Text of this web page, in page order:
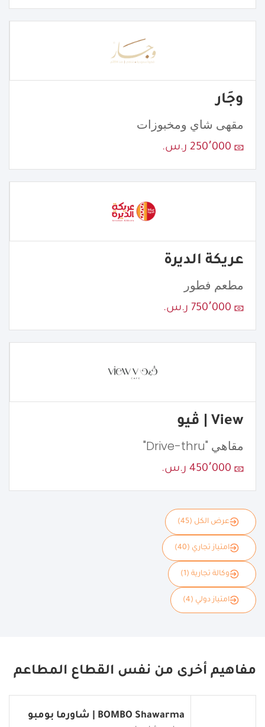
وجَار
مقهى شاي ومخبوزات
250٬000 ر.س.
عريكة الديرة
مطعم فطور
750٬000 ر.س.
View | ڤيو
مقاهي "Drive-thru"
450٬000 ر.س.
عرض الكل (45)
امتياز تجاري (40)
وكالة تجارية (1)
امتياز دولي (4)
مفاهيم أخرى من نفس القطاع المطاعم
BOMBO Shawarma | شاورما بومبو